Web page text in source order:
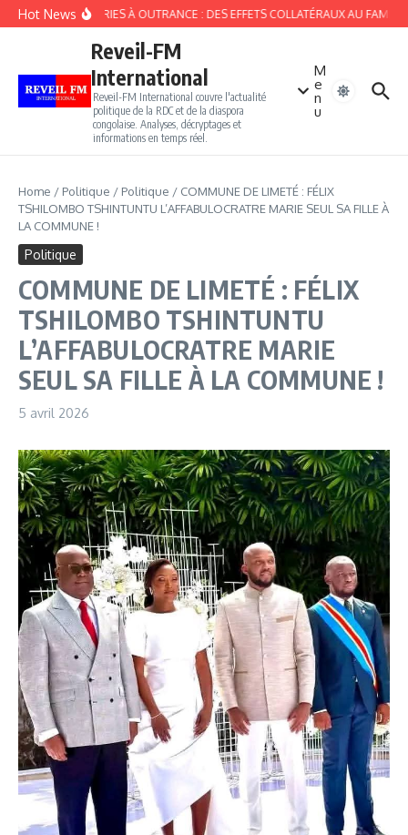
Aller au contenu
Hot NewsBUZOBÉRIES À OUTRANCE : DES EFFETS COLLATÉRAUX AU
Reveil-FM
International
Reveil-FM International couvre l'actualité
politique de la RDC et de la diaspora
congolaise. Analyses, décryptages et
informations en temps réel.
M
e
n
u
Home / Politique / Politique / COMMUNE DE LIMETÉ : FÉLIX
TSHILOMBO TSHINTUNTU L’AFFABULOCRATRE MARIE SEUL SA FILLE À
LA COMMUNE !
Politique
COMMUNE DE LIMETÉ : FÉLIX
TSHILOMBO TSHINTUNTU
L’AFFABULOCRATRE MARIE
SEUL SA FILLE À LA COMMUNE !
5 avril 2026